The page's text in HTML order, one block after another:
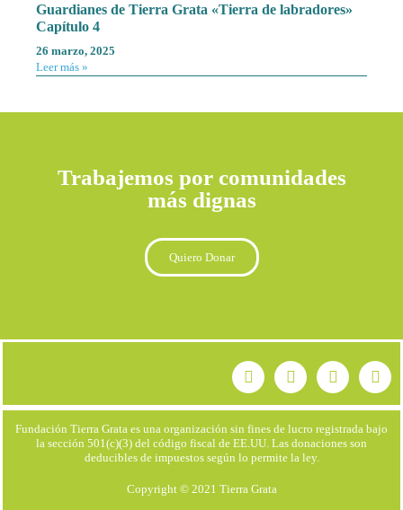
Guardianes de Tierra Grata «Tierra de labradores»
Capítulo 4
26 marzo, 2025
Leer más »
Trabajemos por comunidades
más dignas
Quiero Donar
Fundación Tierra Grata es una organización sin fines de lucro registrada bajo
la sección 501(c)(3) del código fiscal de EE.UU. Las donaciones son
deducibles de impuestos según lo permite la ley.
Copyright © 2021 Tierra Grata